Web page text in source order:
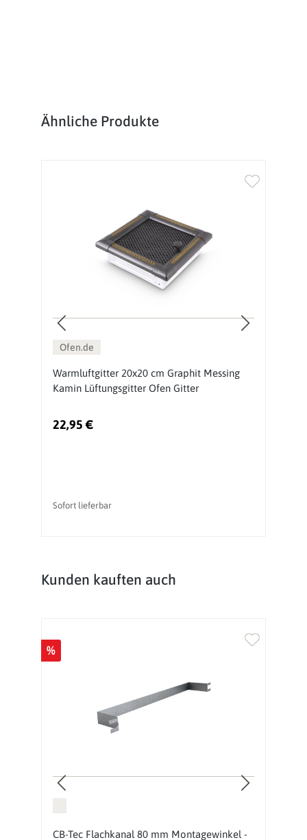
Produktgalerie überspringen
Ähnliche Produkte
Ofen.de
Warmluftgitter 20x20 cm Graphit Messing
Kamin Lüftungsgitter Ofen Gitter
22,95 €
Sofort lieferbar
Produktgalerie überspringen
Kunden kauften auch
%
CB-Tec Flachkanal 80 mm Montagewinkel -